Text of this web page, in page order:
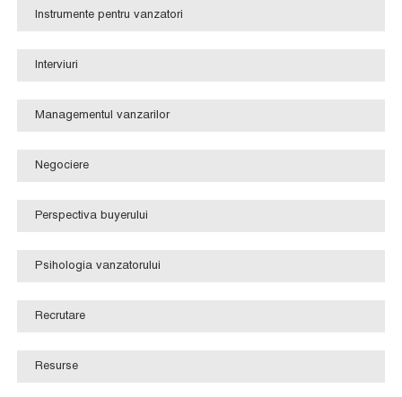
Instrumente pentru vanzatori
Interviuri
Managementul vanzarilor
Negociere
Perspectiva buyerului
Psihologia vanzatorului
Recrutare
Resurse